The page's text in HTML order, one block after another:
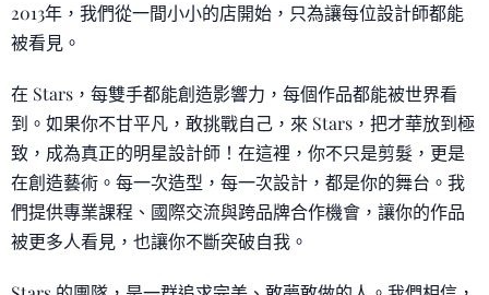
2013年，我們從一間小小的店開始，只為讓每位設計師都能
被看見。
在 Stars，每雙手都能創造影響力，每個作品都能被世界看
到。如果你不甘平凡，敢挑戰自己，來 Stars，把才華放到極
致，成為真正的明星設計師！在這裡，你不只是剪髮，更是
在創造藝術。每一次造型，每一次設計，都是你的舞台。我
們提供專業課程、國際交流與跨品牌合作機會，讓你的作品
被更多人看見，也讓你不斷突破自我。